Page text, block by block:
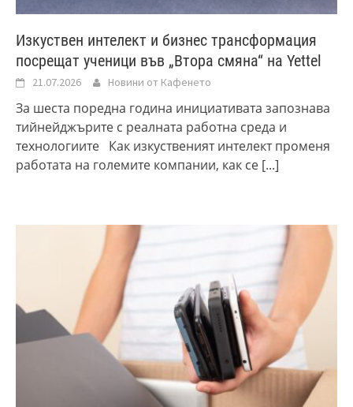
Изкуствен интелект и бизнес трансформация
посрещат ученици във „Втора смяна“ на Yettel
21.07.2026 Новини от Кафенето
За шеста поредна година инициативата запознава
тийнейджърите с реалната работна среда и
технологиите Как изкуственият интелект променя
работата на големите компании, как се [...]